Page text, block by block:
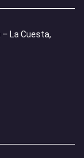
La Cuesta,